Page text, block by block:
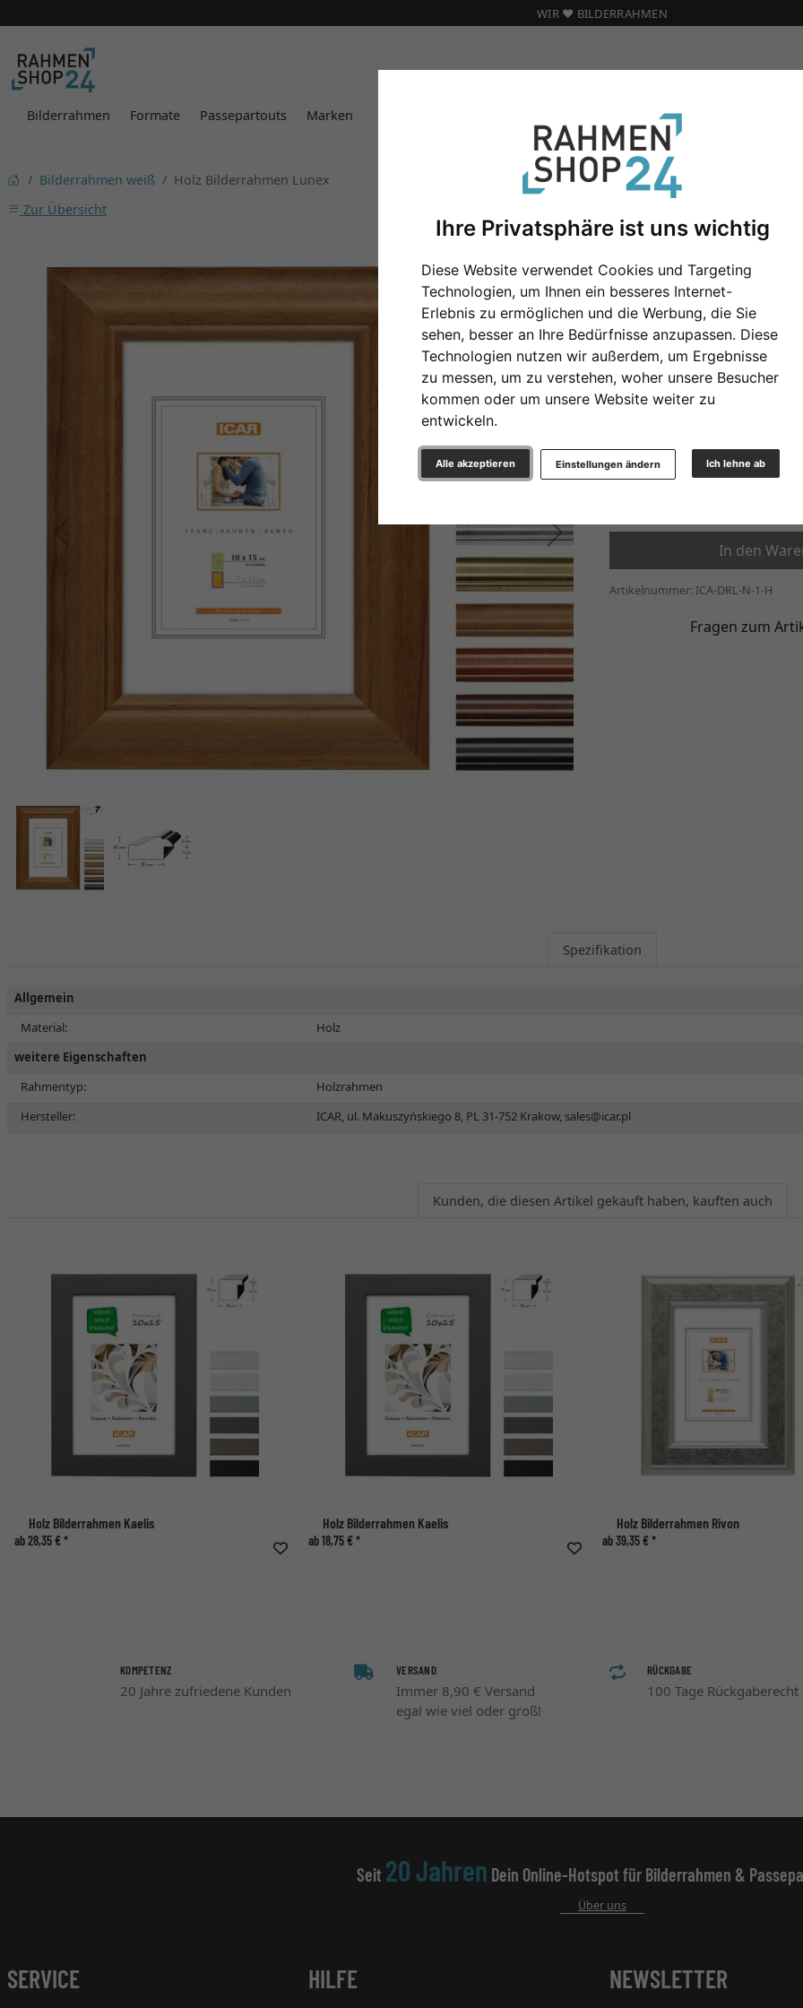
Ihre Privatsphäre ist uns wichtig
Diese Website verwendet Cookies und Targeting
Technologien, um Ihnen ein besseres Internet-
Erlebnis zu ermöglichen und die Werbung, die Sie
sehen, besser an Ihre Bedürfnisse anzupassen. Diese
Technologien nutzen wir außerdem, um Ergebnisse
zu messen, um zu verstehen, woher unsere Besucher
kommen oder um unsere Website weiter zu
entwickeln.
Alle akzeptieren Ich lehne ab
Einstellungen ändern
WIR ❤️ BILDERRAHMEN
Bilderrahmen Formate Passepartouts Marken
Bilderrahmen weiß
Holz Bilderrahmen Lunex
Zur Übersicht
Weiter
Holz Bilderrahmen
Format
Farbe
ab7,55 €*
In den
Artikelnummer: ICA-DRL-N-1-H
Fragen zum
Spezifikation
Allgemein
Material:
Holz
weitere Eigenschaften
Rahmentyp:
Holzrahmen
Hersteller:
ICAR, ul. Makuszyńskiego 8, PL 31-752 Krakow, sales@icar.pl
Kunden, die diesen Artikel gekauft haben, kauften auch
Holz Bilderrahmen Kaelis
ab 28,35 € *
Holz Bilderrahmen Kaelis
ab 18,75 € *
Holz Bilderrahmen Rivon
ab 39,35 € *
KOMPETENZ
20 Jahre zufriedene Kunden
VERSAND
Immer 8,90 € Versand
egal wie viel oder groß!
RÜCKGABE
100 Tage Rückgaberecht
Seit 20 Jahren Dein Online-Hotspot für Bilderrahmen &
Über uns
SERVICE HILFE NEWSLETTER